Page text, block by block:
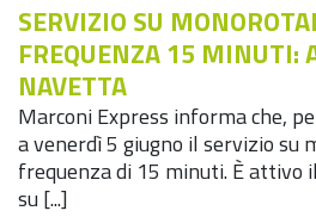
SERVIZIO SU
FREQUENZA 15 MINUTI:
NAVETTA
Marconi Express informa che,
a venerdì 5 giugno il servizio su
frequenza di 15 minuti. È attivo
su [...]